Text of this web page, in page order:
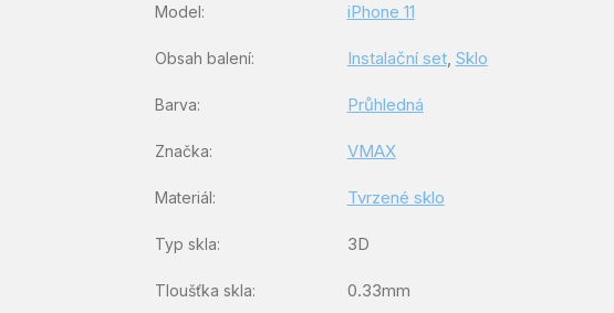
Model: iPhone 11
Obsah balení: Instalační set, Sklo
Barva: Průhledná
Značka: VMAX
Materiál: Tvrzené sklo
Typ skla: 3D
Tloušťka skla: 0.33mm